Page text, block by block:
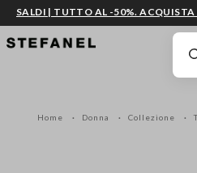
VAI AL CONTENUTO PRINCIPALE
SALDI | TUTTO AL -50%. ACQUISTA
Home Donna Collezione